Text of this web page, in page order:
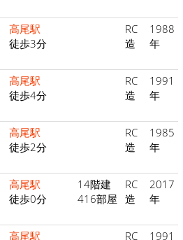
高尾駅
徒歩3分
RC
造
1988
年
高尾駅
徒歩4分
RC
造
1991
年
高尾駅
徒歩2分
RC
造
1985
年
高尾駅
徒歩0分
14階建
416部屋
RC
造
2017
年
高尾駅
RC
1991